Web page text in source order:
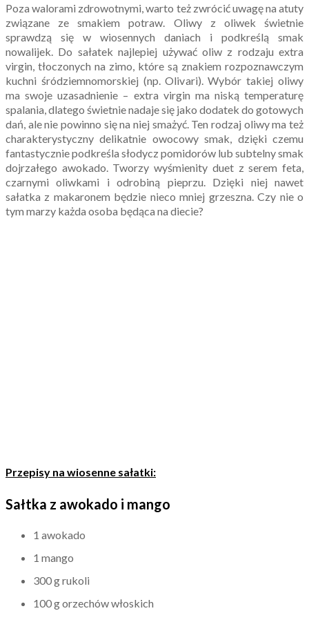
Poza walorami zdrowotnymi, warto też zwrócić uwagę na atuty
związane ze smakiem potraw. Oliwy z oliwek świetnie
sprawdzą się w wiosennych daniach i podkreślą smak
nowalijek. Do sałatek najlepiej używać oliw z rodzaju extra
virgin, tłoczonych na zimo, które są znakiem rozpoznawczym
kuchni śródziemnomorskiej (np. Olivari). Wybór takiej oliwy
ma swoje uzasadnienie – extra virgin ma niską temperaturę
spalania, dlatego świetnie nadaje się jako dodatek do gotowych
dań, ale nie powinno się na niej smażyć. Ten rodzaj oliwy ma też
charakterystyczny delikatnie owocowy smak, dzięki czemu
fantastycznie podkreśla słodycz pomidorów lub subtelny smak
dojrzałego awokado. Tworzy wyśmienity duet z serem feta,
czarnymi oliwkami i odrobiną pieprzu. Dzięki niej nawet
sałatka z makaronem będzie nieco mniej grzeszna. Czy nie o
tym marzy każda osoba będąca na diecie?
Przepisy na wiosenne sałatki:
Sałtka z awokado i mango
1 awokado
1 mango
300 g rukoli
100 g orzechów włoskich